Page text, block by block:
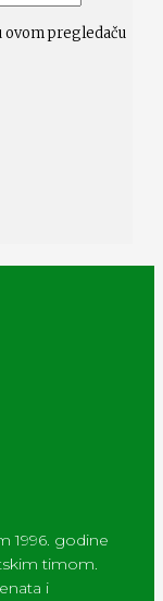
ovom pregledaču
1996. godine
timom.
i